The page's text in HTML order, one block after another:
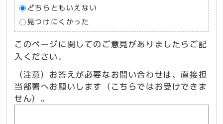
どちらともいえない
見つけにくかった
このページに関してのご意見がありましたらご記
入ください。
（注意）お答えが必要なお問い合わせは、直接担
当部署へお願いします（こちらではお受けできま
せん）。